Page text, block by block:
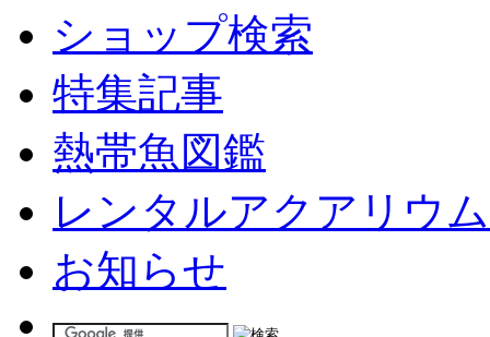
ショップ検索
特集記事
熱帯魚図鑑
レンタルアクアリウム
お知らせ